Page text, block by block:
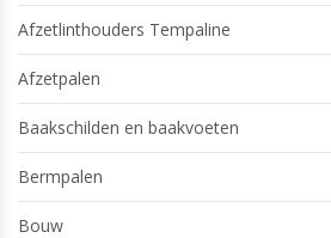
Afzetlinthouders Tempaline
Afzetpalen
Baakschilden en baakvoeten
Bermpalen
Bouw